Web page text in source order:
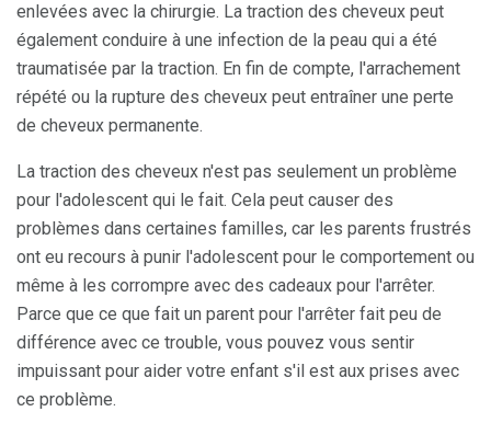
enlevées avec la chirurgie. La traction des cheveux peut
également conduire à une infection de la peau qui a été
traumatisée par la traction. En fin de compte, l'arrachement
répété ou la rupture des cheveux peut entraîner une perte
de cheveux permanente.
La traction des cheveux n'est pas seulement un problème
pour l'adolescent qui le fait. Cela peut causer des
problèmes dans certaines familles, car les parents frustrés
ont eu recours à punir l'adolescent pour le comportement ou
même à les corrompre avec des cadeaux pour l'arrêter.
Parce que ce que fait un parent pour l'arrêter fait peu de
différence avec ce trouble, vous pouvez vous sentir
impuissant pour aider votre enfant s'il est aux prises avec
ce problème.